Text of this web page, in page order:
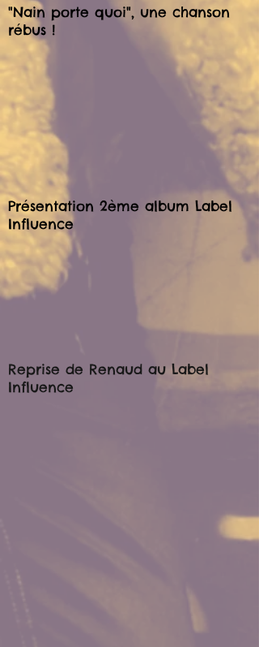
"Nain porte quoi", une chanson
rébus !
Présentation 2ème album Label
Influence
Reprise de Renaud au Label
Influence